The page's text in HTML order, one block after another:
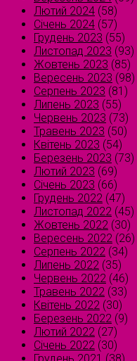
Лютий 2024 (58)
Січень 2024 (57)
Грудень 2023 (55)
Листопад 2023 (93)
Жовтень 2023 (85)
Вересень 2023 (98)
Серпень 2023 (81)
Липень 2023 (55)
Червень 2023 (73)
Травень 2023 (50)
Квітень 2023 (54)
Березень 2023 (73)
Лютий 2023 (69)
Січень 2023 (66)
Грудень 2022 (47)
Листопад 2022 (45)
Жовтень 2022 (30)
Вересень 2022 (26)
Серпень 2022 (34)
Липень 2022 (35)
Червень 2022 (46)
Травень 2022 (33)
Квітень 2022 (30)
Березень 2022 (9)
Лютий 2022 (27)
Січень 2022 (30)